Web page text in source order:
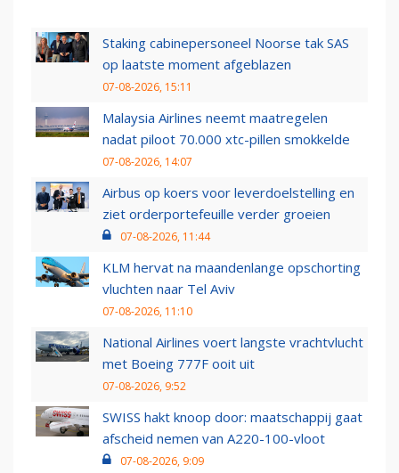
Staking cabinepersoneel Noorse tak SAS
op laatste moment afgeblazen
07-08-2026, 15:11
Malaysia Airlines neemt maatregelen
nadat piloot 70.000 xtc-pillen smokkelde
07-08-2026, 14:07
Airbus op koers voor leverdoelstelling en
ziet orderportefeuille verder groeien
07-08-2026, 11:44
KLM hervat na maandenlange opschorting
vluchten naar Tel Aviv
07-08-2026, 11:10
National Airlines voert langste vrachtvlucht
met Boeing 777F ooit uit
07-08-2026, 9:52
SWISS hakt knoop door: maatschappij gaat
afscheid nemen van A220-100-vloot
07-08-2026, 9:09